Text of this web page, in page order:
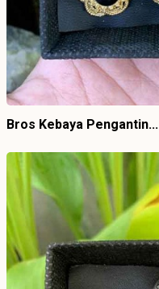
Bros Kebaya Pengantin...